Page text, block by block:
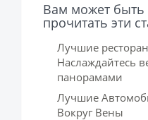
Вам может быть
прочитать эти
Лучшие
Наслаждайтесь
панорамами
Лучшие
Вокруг Вены